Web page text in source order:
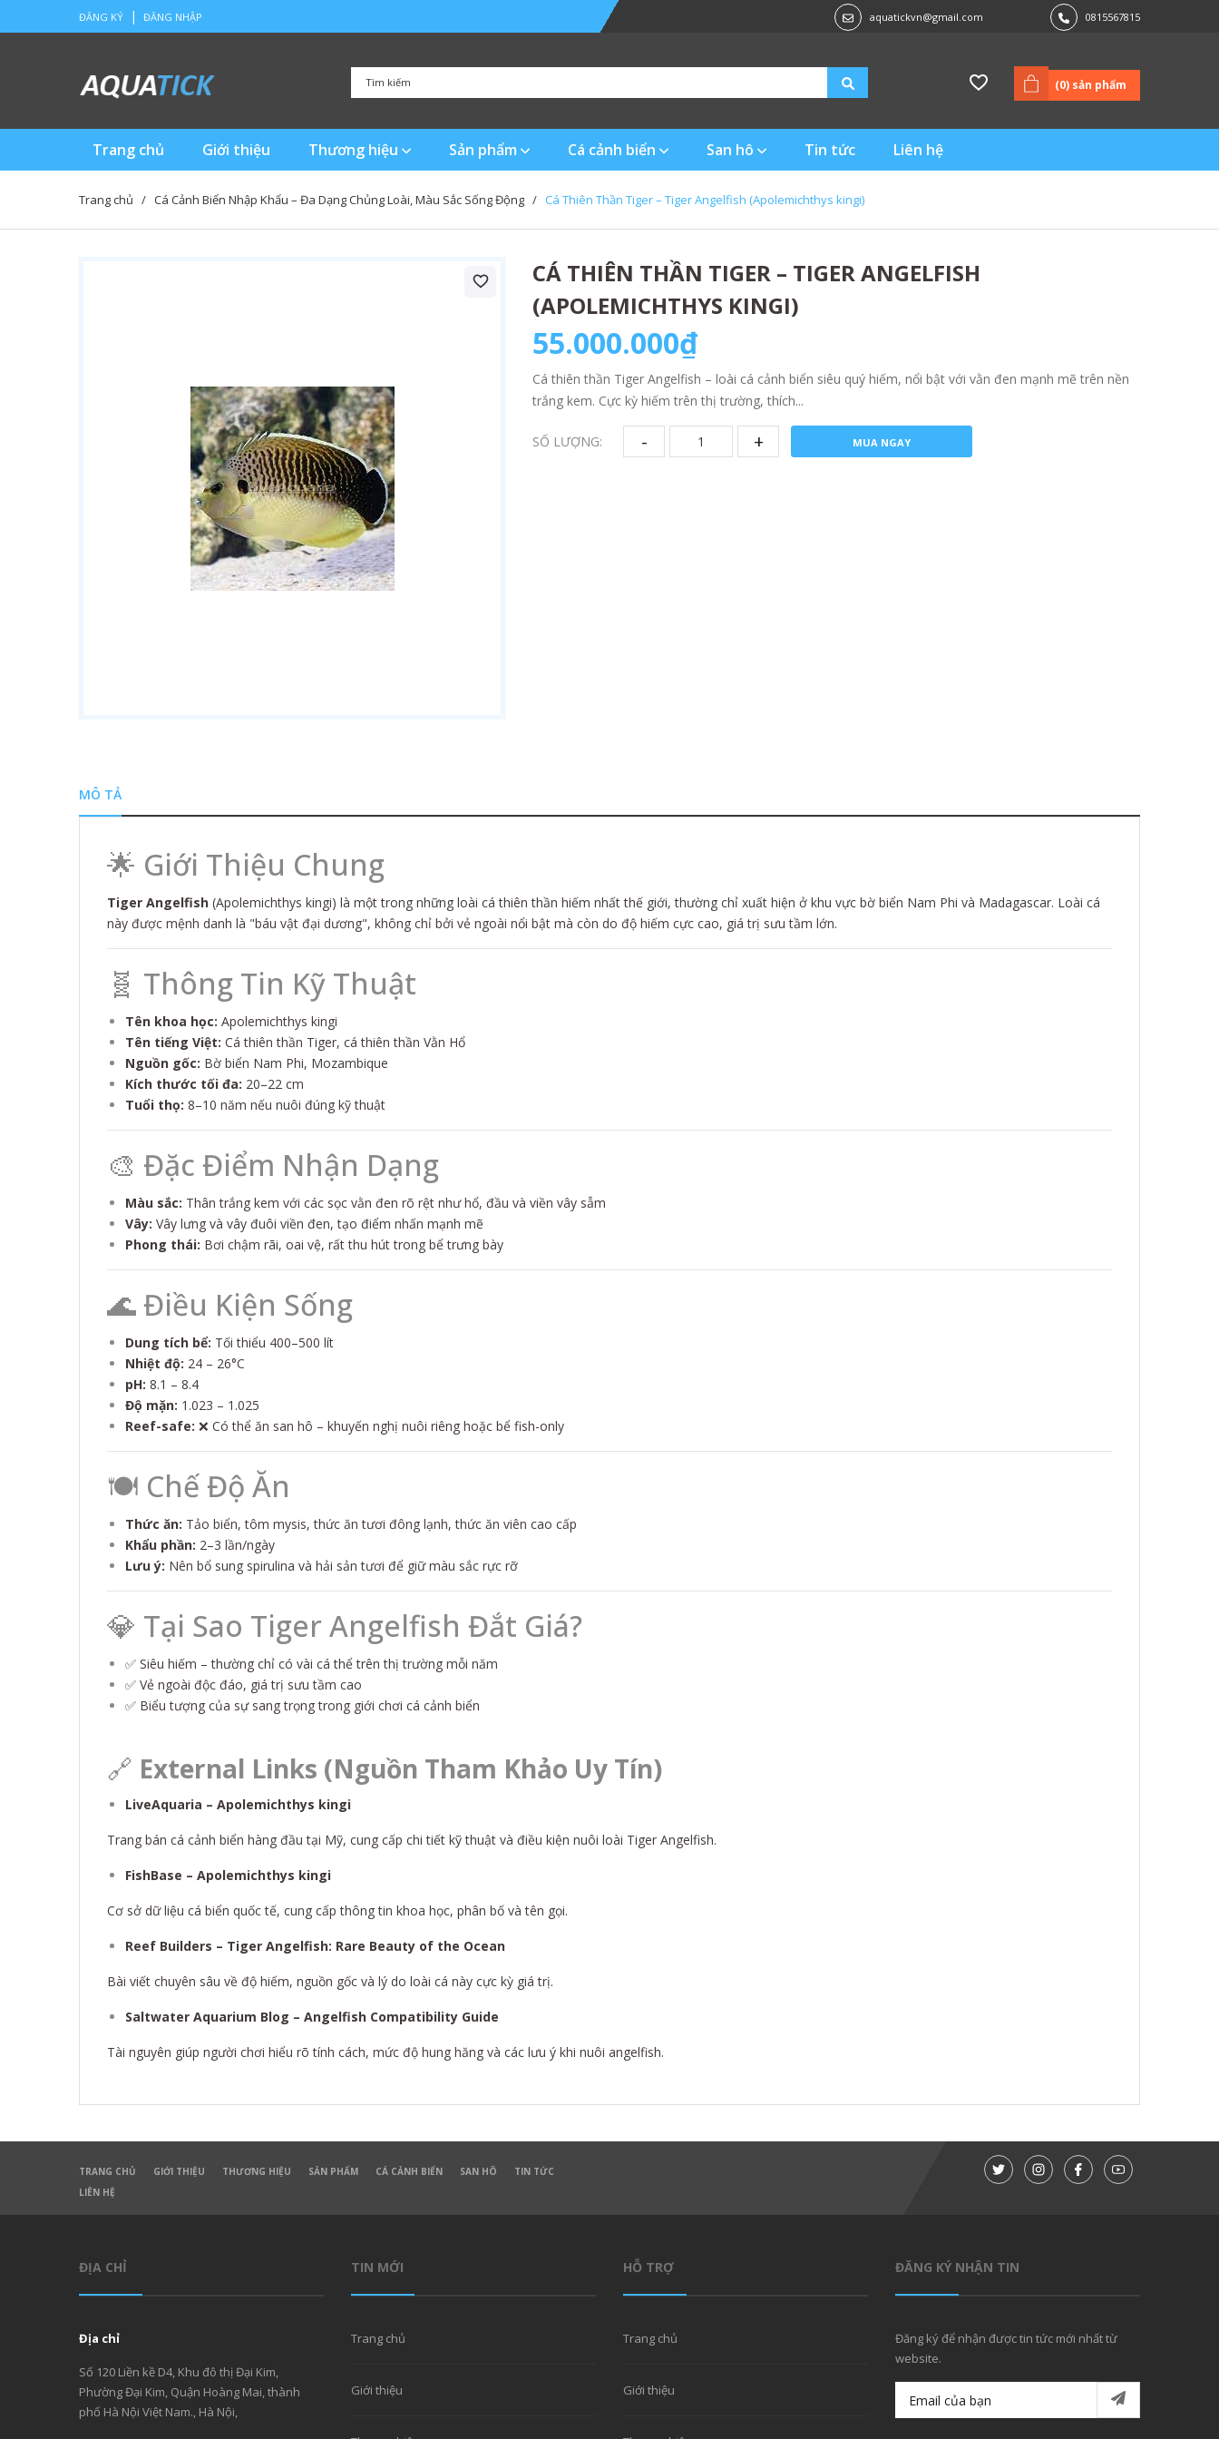
ĐĂNG KÝ | ĐĂNG NHẬP aquatickvn@gmail.com 0815567815
(0) sản phẩm
Trang chủ Giới thiệu Thương hiệu Sản phẩm Cá cảnh biển San hô Tin tức Liên hệ
Trang chủ / Cá Cảnh Biển Nhập Khẩu – Đa Dạng Chủng Loài, Màu Sắc Sống Động / Cá Thiên Thần Tiger – Tiger Angelfish (Apolemichthys kingi)
CÁ THIÊN THẦN TIGER – TIGER ANGELFISH
(APOLEMICHTHYS KINGI)
55.000.000₫
Cá thiên thần Tiger Angelfish – loài cá cảnh biển siêu quý hiếm, nổi bật với vằn đen mạnh mẽ trên nền
trắng kem. Cực kỳ hiếm trên thị trường, thích...
SỐ LƯỢNG: - + MUA NGAY
MÔ TẢ
🌟 Giới Thiệu Chung
Tiger Angelfish (Apolemichthys kingi) là một trong những loài cá thiên thần hiếm nhất thế giới, thường chỉ xuất hiện ở khu vực bờ biển Nam Phi và Madagascar. Loài cá
này được mệnh danh là "báu vật đại dương", không chỉ bởi vẻ ngoài nổi bật mà còn do độ hiếm cực cao, giá trị sưu tầm lớn.
🧬 Thông Tin Kỹ Thuật
Tên khoa học: Apolemichthys kingi
Tên tiếng Việt: Cá thiên thần Tiger, cá thiên thần Vằn Hổ
Nguồn gốc: Bờ biển Nam Phi, Mozambique
Kích thước tối đa: 20–22 cm
Tuổi thọ: 8–10 năm nếu nuôi đúng kỹ thuật
🎨 Đặc Điểm Nhận Dạng
Màu sắc: Thân trắng kem với các sọc vằn đen rõ rệt như hổ, đầu và viền vây sẫm
Vây: Vây lưng và vây đuôi viền đen, tạo điểm nhấn mạnh mẽ
Phong thái: Bơi chậm rãi, oai vệ, rất thu hút trong bể trưng bày
🌊 Điều Kiện Sống
Dung tích bể: Tối thiểu 400–500 lít
Nhiệt độ: 24 – 26°C
pH: 8.1 – 8.4
Độ mặn: 1.023 – 1.025
Reef-safe: ❌ Có thể ăn san hô – khuyến nghị nuôi riêng hoặc bể fish-only
🍽️ Chế Độ Ăn
Thức ăn: Tảo biển, tôm mysis, thức ăn tươi đông lạnh, thức ăn viên cao cấp
Khẩu phần: 2–3 lần/ngày
Lưu ý: Nên bổ sung spirulina và hải sản tươi để giữ màu sắc rực rỡ
💎 Tại Sao Tiger Angelfish Đắt Giá?
✅ Siêu hiếm – thường chỉ có vài cá thể trên thị trường mỗi năm
✅ Vẻ ngoài độc đáo, giá trị sưu tầm cao
✅ Biểu tượng của sự sang trọng trong giới chơi cá cảnh biển
🔗 External Links (Nguồn Tham Khảo Uy Tín)
LiveAquaria – Apolemichthys kingi
Trang bán cá cảnh biển hàng đầu tại Mỹ, cung cấp chi tiết kỹ thuật và điều kiện nuôi loài Tiger Angelfish.
FishBase – Apolemichthys kingi
Cơ sở dữ liệu cá biển quốc tế, cung cấp thông tin khoa học, phân bố và tên gọi.
Reef Builders – Tiger Angelfish: Rare Beauty of the Ocean
Bài viết chuyên sâu về độ hiếm, nguồn gốc và lý do loài cá này cực kỳ giá trị.
Saltwater Aquarium Blog – Angelfish Compatibility Guide
Tài nguyên giúp người chơi hiểu rõ tính cách, mức độ hung hăng và các lưu ý khi nuôi angelfish.
TRANG CHỦ GIỚI THIỆU THƯƠNG HIỆU SẢN PHẨM CÁ CẢNH BIỂN SAN HÔ
TIN TỨC
LIÊN HỆ
ĐỊA CHỈ
Địa chỉ
Số 120 Liền kề D4, Khu đô thị Đại Kim,
Phường Đại Kim, Quận Hoàng Mai, thành
phố Hà Nội Việt Nam., Hà Nội,
TIN MỚI
Trang chủ
Giới thiệu
HỖ TRỢ
Trang chủ
Giới thiệu
ĐĂNG KÝ NHẬN TIN
Đăng ký để nhận được tin tức mới nhất từ
website.